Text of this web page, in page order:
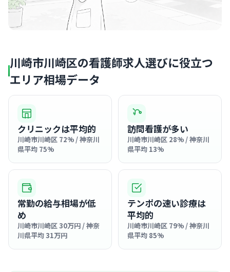
川崎市川崎区の看護師求人選びに役立つ
エリア相場データ
クリニックは平均的
川崎市川崎区 72% / 神奈川
県平均 75%
訪問看護が多い
川崎市川崎区 28% / 神奈川
県平均 13%
常勤の給与相場が低
め
川崎市川崎区 30万円 / 神奈
川県平均 31万円
テンポの速い診療は
平均的
川崎市川崎区 79% / 神奈川
県平均 85%